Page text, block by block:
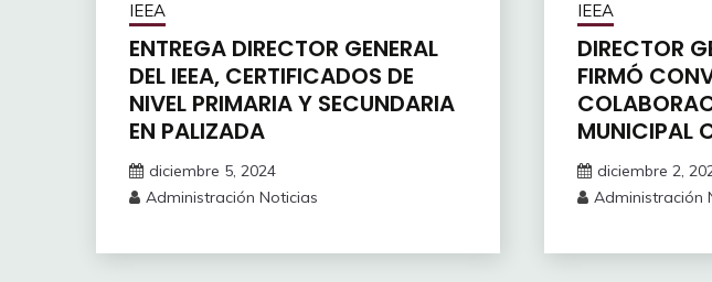
IEEA
ENTREGA DIRECTOR GENERAL
DEL IEEA, CERTIFICADOS DE
NIVEL PRIMARIA Y SECUNDARIA
EN PALIZADA
diciembre 5, 2024
Administración Noticias
IEEA
DIRECTOR
FIRMÓ
MUNICIPAL
diciembre 2,
Administración